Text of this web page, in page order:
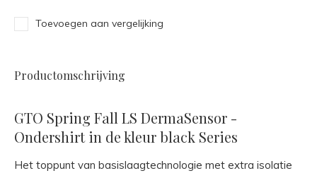
Toevoegen aan vergelijking
Productomschrijving
GTO Spring Fall LS DermaSensor -
Ondershirt in de kleur black Series
Het toppunt van basislaagtechnologie met extra isolatie